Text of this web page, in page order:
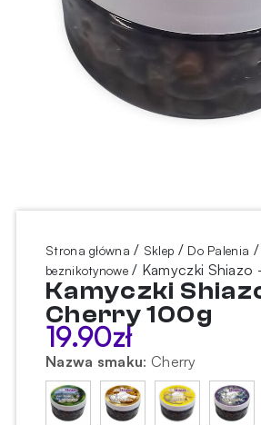
Strona główna / Sklep / Do Palenia /
beznikotynowe/ Kamyczki Shiazo
Kamyczki
Cherry 100g
19.90zł
Nazwa smaku: Cherry